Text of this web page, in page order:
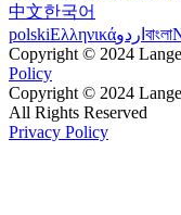
中文한국어
polskiΕλληνικάاردو বাংলা
Copyright © 2024
Policy
Copyright © 2024
All Rights Reserved
Privacy Policy